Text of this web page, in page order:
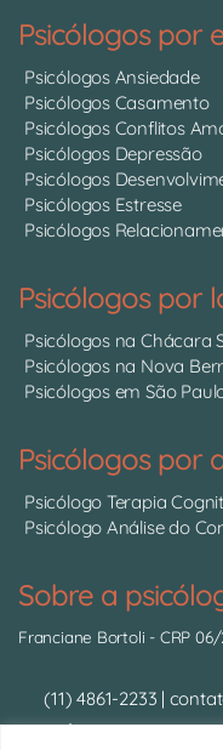
Psicólogos por
Psicólogos Ansiedade
Psicólogos Casamento
Psicólogos Conflitos
Psicólogos Depressão
Psicólogos
Psicólogos Estresse
Psicólogos
Psicólogos por
Psicólogos na Chácara
Psicólogos na Nova
Psicólogos em São
Psicólogos por
Psicólogo Terapia
Psicólogo Análise do
Sobre a
Franciane Bortoli - CRP
(11) 4861-2233 |
Psicólogo Presencial: